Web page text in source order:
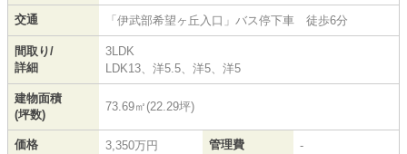
交通 「伊武部希望ヶ丘入口」バス停下車 徒歩6分
間取り/
詳細
3LDK
LDK13、洋5.5、洋5、洋5
建物面積
(坪数)
73.69㎡(22.29坪)
価格 3,350万円 管理費 -